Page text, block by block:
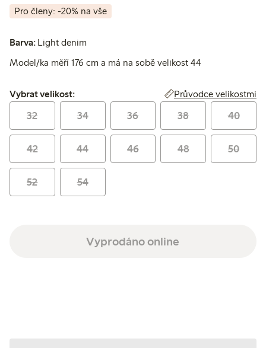
Pro členy: -20% na vše
Barva: Light denim
Model/ka měří 176 cm a má na sobě velikost 44
Vybrat velikost:
Vybrat velikost: Průvodce velikostmi
32 34 36 38 40
42 44 46 48 50
52 54
Vyprodáno online